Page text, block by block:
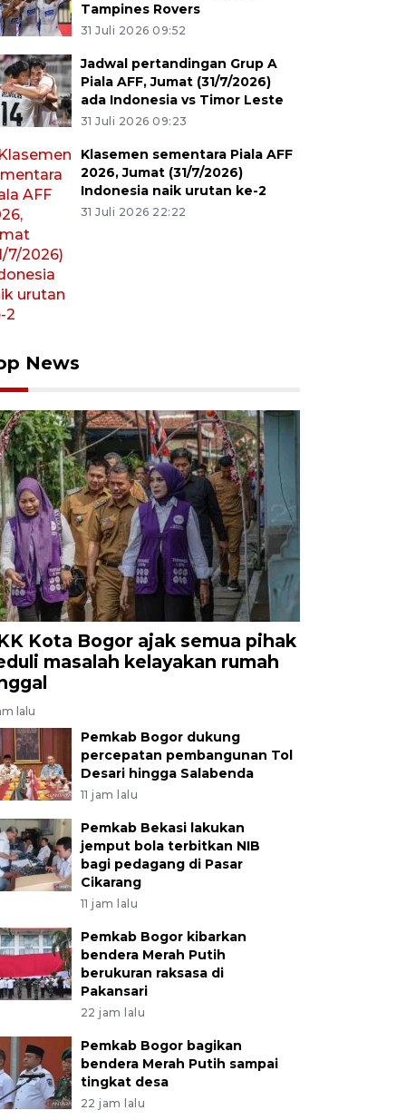
Tampines Rovers
31 Juli 2026 09:52
Jadwal pertandingan Grup A
Piala AFF, Jumat (31/7/2026)
ada Indonesia vs Timor Leste
31 Juli 2026 09:23
Klasemen sementara Piala AFF
2026, Jumat (31/7/2026)
Indonesia naik urutan ke-2
31 Juli 2026 22:22
News
Kota Bogor ajak semua pihak
masalah kelayakan rumah
lalu
Pemkab Bogor dukung
percepatan pembangunan Tol
Desari hingga Salabenda
11 jam lalu
Pemkab Bekasi lakukan
jemput bola terbitkan NIB
bagi pedagang di Pasar
Cikarang
11 jam lalu
Pemkab Bogor kibarkan
bendera Merah Putih
berukuran raksasa di
Pakansari
22 jam lalu
Pemkab Bogor bagikan
bendera Merah Putih sampai
tingkat desa
22 jam lalu